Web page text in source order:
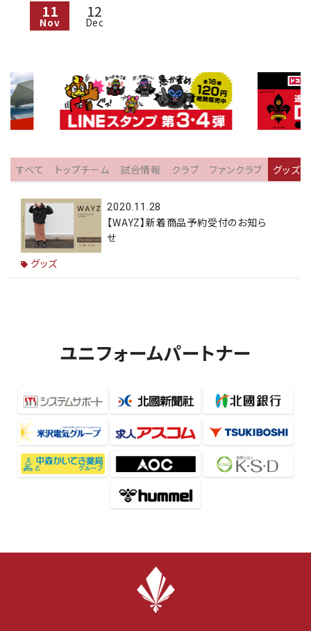
11
Nov
12
Dec
すべて トップチーム 試合情報 クラブ ファンクラブ グッズ
2020.11.28
【WAYZ】新着商品予約受付のお知ら
せ
グッズ
ユニフォームパートナー